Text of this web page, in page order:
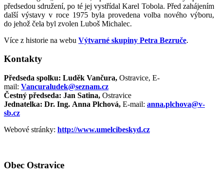
předsedou sdružení, po té jej vystřídal Karel Tobola. Před zahájením
další výstavy v roce 1975 byla provedena volba nového výboru,
do jehož čela byl zvolen Luboš Michalec.
Více z historie na webu Výtvarné skupiny Petra Bezruče.
Kontakty
Předseda spolku: Luděk Vančura, Ostravice, E-
mail: Vancuraludek@seznam.cz
Čestný předseda: Jan Satina, Ostravice
Jednatelka: Dr. Ing. Anna Plchová, E-mail: anna.plchova@v­
sb.cz
Webové stránky: http://www.umelcibeskyd.cz
Obec Ostravice